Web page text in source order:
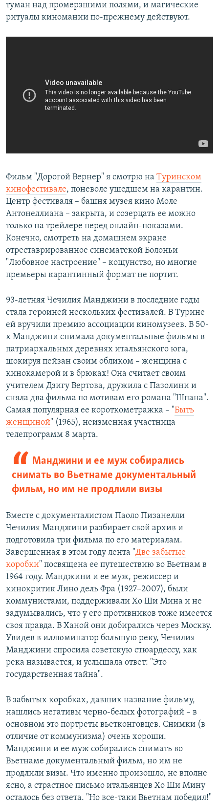
туман над промерзшими полями, и магические
ритуалы киномании по-прежнему действуют.
Фильм "Дорогой Вернер" я смотрю на Туринском
кинофестивале, поневоле ушедшем на карантин.
Центр фестиваля – башня музея кино Моле
Антонеллиана – закрыта, и созерцать ее можно
только на трейлере перед онлайн-показами.
Конечно, смотреть на домашнем экране
отреставрированное синематекой Болоньи
"Любовное настроение" – кощунство, но многие
премьеры карантинный формат не портит.
93-летняя Чечилия Манджини в последние годы
стала героиней нескольких фестивалей. В Турине
ей вручили премию ассоциации киномузеев. В 50-
х Манджини снимала документальные фильмы в
патриархальных деревнях итальянского юга,
шокируя пейзан своим обликом – женщина с
кинокамерой и в брюках! Она считает своим
учителем Дзигу Вертова, дружила с Пазолини и
сняла два фильма по мотивам его романа "Шпана".
Самая популярная ее короткометражка – "Быть
женщиной" (1965), неизменная участница
телепрограмм 8 марта.
Манджини и ее муж собирались
снимать во Вьетнаме документальный
фильм, но им не продлили визы
Вместе с документалистом Паоло Пизанелли
Чечилия Манджини разбирает свой архив и
подготовила три фильма по его материалам.
Завершенная в этом году лента "Две забытые
коробки" посвящена ее путешествию во Вьетнам в
1964 году. Манджини и ее муж, режиссер и
кинокритик Лино дель Фра (1927–2007), были
коммунистами, поддерживали Хо Ши Мина и не
задумывались, что у его противников тоже имеется
своя правда. В Ханой они добирались через Москву.
Увидев в иллюминатор большую реку, Чечилия
Манджини спросила советскую стюардессу, как
река называется, и услышала ответ: "Это
государственная тайна".
В забытых коробках, давших название фильму,
нашлись негативы черно-белых фотографий – в
основном это портреты вьетконговцев. Снимки (в
отличие от коммунизма) очень хороши.
Манджини и ее муж собирались снимать во
Вьетнаме документальный фильм, но им не
продлили визы. Что именно произошло, не вполне
ясно, а страстное письмо итальянцев Хо Ши Мину
осталось без ответа. "Но все-таки Вьетнам победил!"